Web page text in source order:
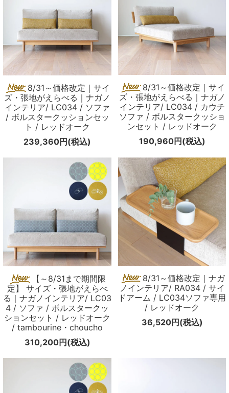
8/31～価格改定｜サイ
ズ・張地がえらべる｜ナガノ
インテリア/ LC034 / ソファ
/ ボルスタークッションセッ
ト / レッドオーク
239,360円(税込)
8/31～価格改定｜サイ
ズ・張地がえらべる｜ナガノ
インテリア/ LC034 / カウチ
ソファ / ボルスタークッショ
ンセット / レッドオーク
190,960円(税込)
【～8/31まで期間限
定】 サイズ・張地がえらべ
る｜ナガノインテリア/ LC03
4 / ソファ / ボルスタークッ
ションセット / レッドオーク
/ tambourine・choucho
310,200円(税込)
8/31～価格改定｜ナガ
ノインテリア/ RA034 / サイ
ドアーム / LC034ソファ専用
/ レッドオーク
36,520円(税込)